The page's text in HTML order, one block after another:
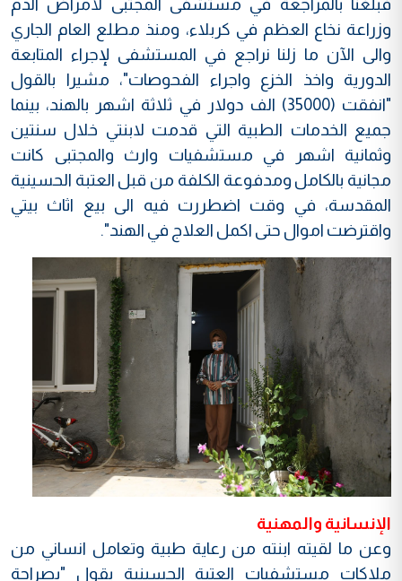
فبلغنا بالمراجعة في مستشفى المجتبى لأمراض الدم
وزراعة نخاع العظم في كربلاء، ومنذ مطلع العام الجاري
والى الآن ما زلنا نراجع في المستشفى لإجراء المتابعة
الدورية واخذ الخزع واجراء الفحوصات"، مشيرا بالقول
"انفقت (35000) الف دولار في ثلاثة اشهر بالهند، بينما
جميع الخدمات الطبية التي قدمت لابنتي خلال سنتين
وثمانية اشهر في مستشفيات وارث والمجتبى كانت
مجانية بالكامل ومدفوعة الكلفة من قبل العتبة الحسينية
المقدسة، في وقت اضطررت فيه الى بيع اثاث بيتي
واقترضت اموال حتى اكمل العلاج في الهند".
الإنسانية والمهنية
وعن ما لقيته ابنته من رعاية طبية وتعامل انساني من
ملاكات مستشفيات العتبة الحسينية يقول "بصراحة